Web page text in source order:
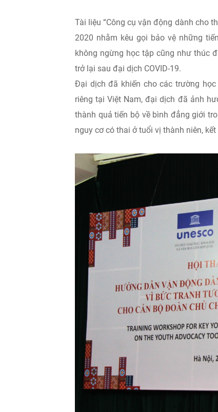
Tài liệu “Công cụ vận động dành cho
2020 nhằm kêu gọi bảo vệ những
không ngừng học tập cũng như thúc
trở lại sau đại dịch COVID-19.
Đại dịch đã khiến cho các trường
riêng tại Việt Nam, đại dịch đã ảnh
thành quả tiến bộ về bình đẳng giới
nguy cơ có thai ở tuổi vị thành niên,